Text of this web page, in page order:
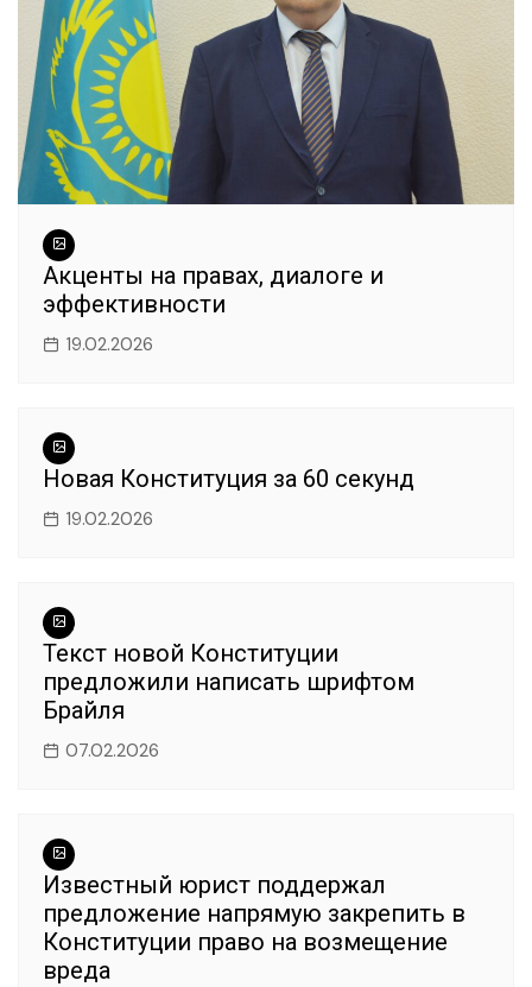
Акценты на правах, диалоге и
эффективности
19.02.2026
Новая Конституция за 60 секунд
19.02.2026
Текст новой Конституции
предложили написать шрифтом
Брайля
07.02.2026
Известный юрист поддержал
предложение напрямую закрепить в
Конституции право на возмещение
вреда